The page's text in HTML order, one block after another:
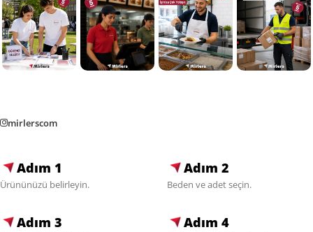
mirlerscom
Adım 1
Ürününüzü belirleyin.
Adım 2
Beden ve adet seçin.
Adım 3 Adım 4